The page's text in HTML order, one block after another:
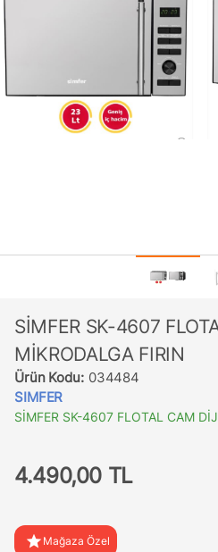
SİMFER SK-4607
MİKRODALGA FIRIN
Ürün Kodu: 034484
SIMFER
SİMFER SK-4607 FLOTAL CAM
4.490,00 TL
star Mağaza Özel